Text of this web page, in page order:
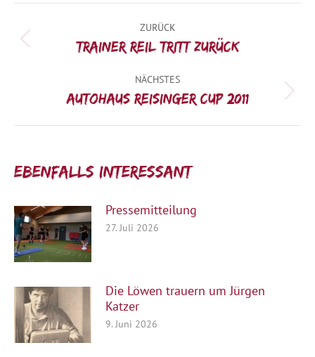
ZURÜCK
Vorheriger
Trainer Reil tritt zurück
NÄCHSTES
Nächster
Autohaus Reisinger Cup 2011
Ebenfalls interessant:
Pressemitteilung
27. Juli 2026
Die Löwen trauern um Jürgen
Katzer
9. Juni 2026